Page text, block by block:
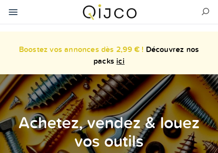
Boostez vos annonces dès 2,99 € ! Découvrez nos
packs ici
Achetez, vendez & louez
vos outils